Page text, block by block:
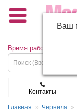
Время работы: Пн -
Контакты
Главная Чернила
Ваш